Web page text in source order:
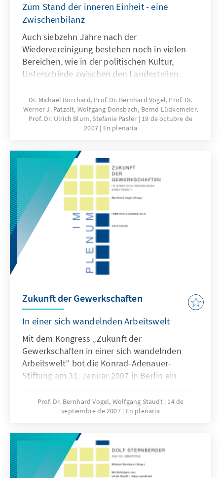
Zum Stand der inneren Einheit - eine
Zwischenbilanz
Auch siebzehn Jahre nach der
Wiedervereinigung bestehen noch in vielen
Bereichen, wie in der politischen Kultur,
Unterschiede zwischen den Landesteilen.
Trennung müssen sich die Menschen erst
wieder kennenlernen und miteinander ins
Gespräch kommen. Der Gesprächskreis "Neue
Länder" der Konrad-Adenauer-Stiftung hat
sich auf einer Tagung mit den Fragen der
inneren Einheit beschäftigt. Diese Publikation
dokumentiert ihre Ergebnisse.
Dr. Michael Borchard, Prof. Dr. Bernhard Vogel, Prof. Dr.
Werner J. Patzelt, Wolfgang Donsbach, Bernd Lüdkemeier,
Prof. Dr. Ulrich Blum, Stefanie Pasler
19 de octubre de
2007
En plenaria
Zukunft der Gewerkschaften
In einer sich wandelnden Arbeitswelt
Mit dem Kongress „Zukunft der
Gewerkschaften in einer sich wandelnden
Arbeitswelt” bot die Konrad-Adenauer-
Stiftung am 31. Januar 2007 in Berlin ein
Arbeitergeber- und Arbeitnehmervertretern,
mit Wissenschaft und Politik. In
wie „Gewerkschaften und Reformen in
Deutschland“, „Behindert Mitbestimmung
Innovationen?“, „Zukunft der
Tarifautonomie“, „Passen Gewerkschaften in
Prof. Dr. Bernhard Vogel, Wolfgang Staudt 14 de
septiembre de 2007
En plenaria